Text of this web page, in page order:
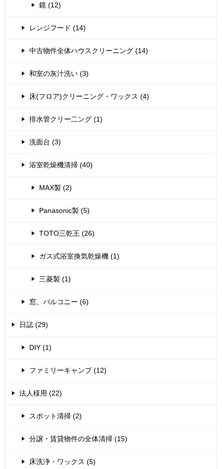
鏡 (12)
レンジフード (14)
中古物件全体ハウスクリーニング (14)
和室の灰汁洗い (3)
床(フロア)クリーニング・ワックス (4)
排水管クリー二ング (1)
洗面台 (3)
浴室乾燥機清掃 (40)
MAX製 (2)
Panasonic製 (5)
TOTO三乾王 (26)
ガス式浴室換気乾燥機 (1)
三菱製 (1)
窓、バルコニー (6)
日誌 (29)
DIY (1)
ファミリーキャンプ (12)
法人様用 (22)
スポット清掃 (2)
分譲・賃貸物件の全体清掃 (15)
床洗浄・ワックス (5)